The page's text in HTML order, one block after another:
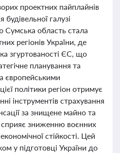
проектних пайплайнів
галузі
область стала
регіонів України, де
згуртованості ЄС, що
планування та
європейськими
політики регіон отримує
інструментів страхування
за знищене майно та
зниженню воєнних
стійкості. Цей
у підготовці України до